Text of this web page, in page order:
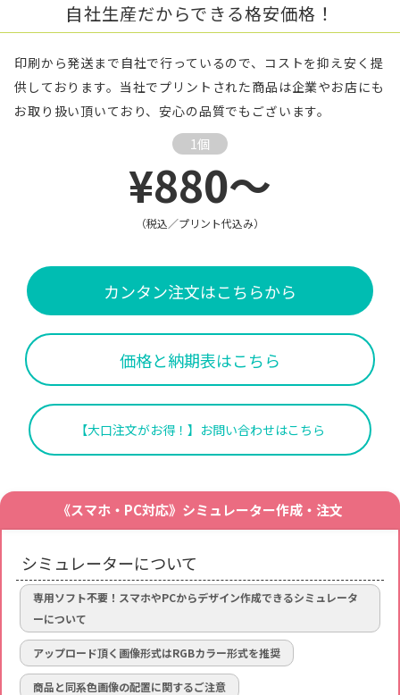
自社生産だからできる格安価格！
印刷から発送まで自社で行っているので、コストを抑え安く提
供しております。当社でプリントされた商品は企業やお店にも
お取り扱い頂いており、安心の品質でもございます。
1個
¥880～
（税込／プリント代込み）
カンタン注文はこちらから
価格と納期表はこちら
【大口注文がお得！】お問い合わせはこちら
《スマホ・PC対応》シミュレーター作成・注文
シミュレーターについて
専用ソフト不要！スマホやPCからデザイン作成できるシミュレータ
ーについて
アップロード頂く画像形式はRGBカラー形式を推奨
商品と同系色画像の配置に関するご注意